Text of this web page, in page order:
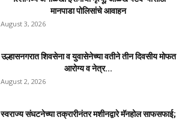
मानपाडा पोलिसांचे आवाहन
August 3, 2026
उल्हासनगरात शिवसेना व युवासेनेच्या वतीने तीन दिवसीय मोफत
आरोग्य व नेत्र...
August 2, 2026
स्वराज्य संघटनेच्या तक्रारीनंतर मशीनद्वारे मॅनहोल साफसफाई;